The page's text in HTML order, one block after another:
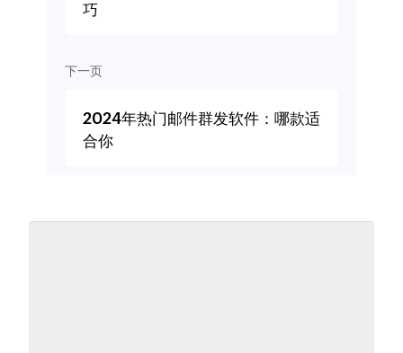
巧
下一页
2024年热门邮件群发软件：哪款适
合你